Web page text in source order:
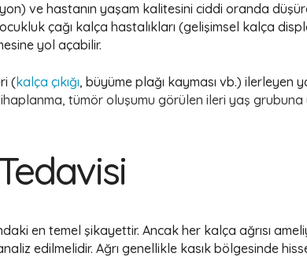
ve hastanın yaşam kalitesini ciddi oranda
çağı kalça hastalıkları (gelişimsel kalça
yol açabilir.
(kalça çıkığı, büyüme plağı kayması vb.) ilerleyen
tümör oluşumu görülen ileri yaş
en temel şikayettir. Ancak her kalça ağrısı
edilmelidir. Ağrı genellikle kasık bölgesinde